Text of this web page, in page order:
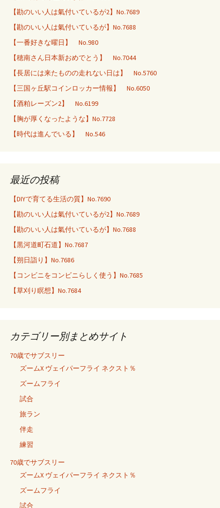
【勘のいい人は氣付いているが2】No.7689
【勘のいい人は氣付いているが】No.7688
【一番好きな曜日】 No.980
【穂南さん日本新おめでとう】 No.7044
【長居には来たものの走れない日は】 No.5760
【三国ヶ丘駅コインロッカー情報】 No.6050
【酒粕レーズン2】 No.6199
【胸が厚くなったような】No.7728
【時代は進んでいる】 No.546
最近の投稿
【DIYで育てる生活の質】No.7690
【勘のいい人は氣付いているが2】No.7689
【勘のいい人は氣付いているが】No.7688
【黒河道町石道】No.7687
【朔日詣り】No.7686
【コンビニをコンビニらしく使う】No.7685
【草刈り瞑想】No.7684
カテゴリー別まとめサイト
70歳でサブスリー
ズームX ヴェイパーフライ ネクスト％
ズームフライ
試合
旅ラン
伴走
練習
70歳でサブスリー
ズームX ヴェイパーフライ ネクスト％
ズームフライ
試合